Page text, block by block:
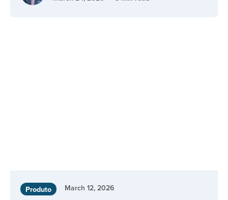
Produto March 12, 2026